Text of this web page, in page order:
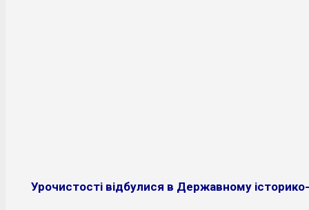
Урочистості відбулися в Державному